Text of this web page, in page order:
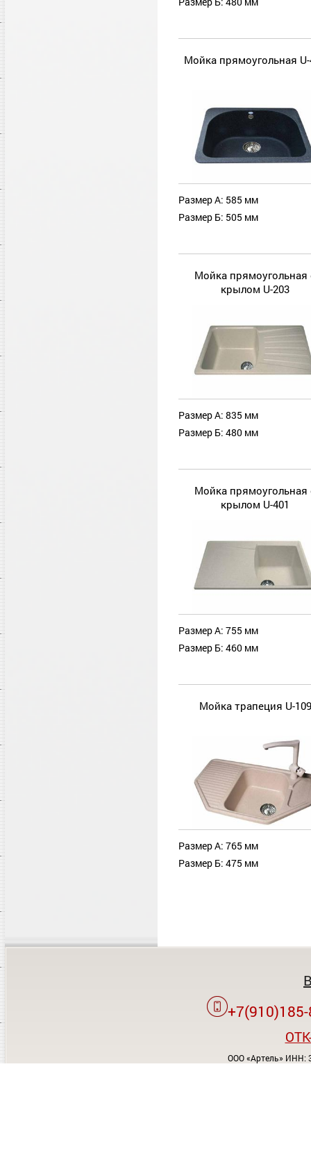
Мойка прямоугольная
Размер А: 585 мм
Размер Б: 505 мм
Мойка прямоугольная
крылом U-203
Размер А: 835 мм
Размер Б: 480 мм
Мойка прямоугольная
крылом U-401
Размер А: 755 мм
Размер Б: 460 мм
Мойка трапеция U-109
Размер А: 765 мм
Размер Б: 475 мм
ООО «Артель» ИНН: